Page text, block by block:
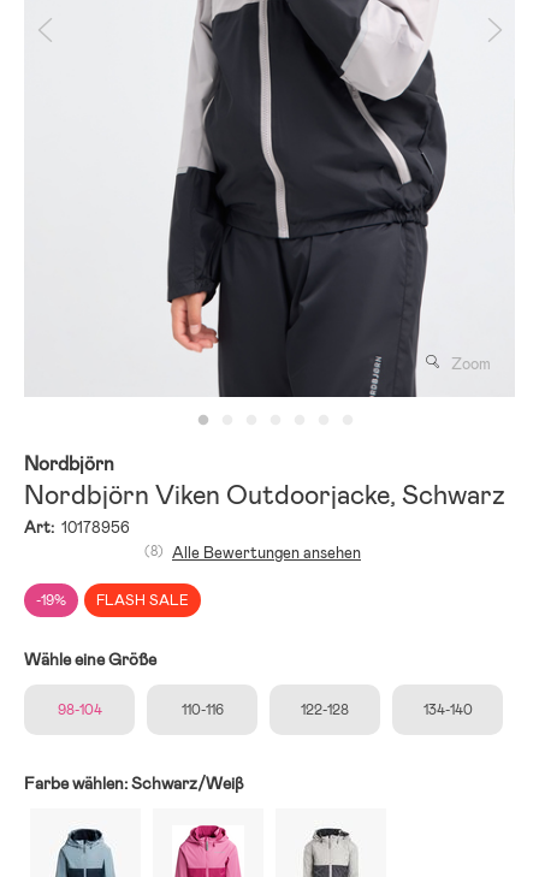
Zoom
Nordbjörn
Nordbjörn Viken Outdoorjacke, Schwarz
Art: 10178956
-19% FLASH SALE
(8) Alle Bewertungen ansehen
Wähle eine Größe
98-104 110-116 122-128 134-140
Farbe wählen:Schwarz/Weiβ